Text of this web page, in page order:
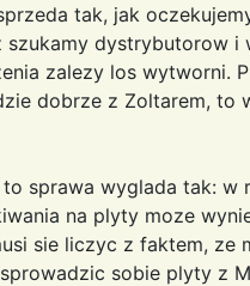
tak, jak
szukamy dystrybutorow
zalezy los wytworni.
dobrze z Zoltarem, to
sprawa wyglada tak: w
na plyty moze
sie liczyc z faktem,
sobie plyty z